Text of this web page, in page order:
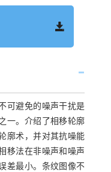
可避免的噪声干扰是
一。介绍了相移轮廓
廓术，并对其抗噪能
移法在非噪声和噪声
差最小。条纹图像不